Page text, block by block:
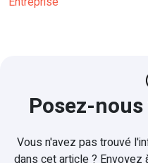
Posez-
Vous n'avez pas trouvé